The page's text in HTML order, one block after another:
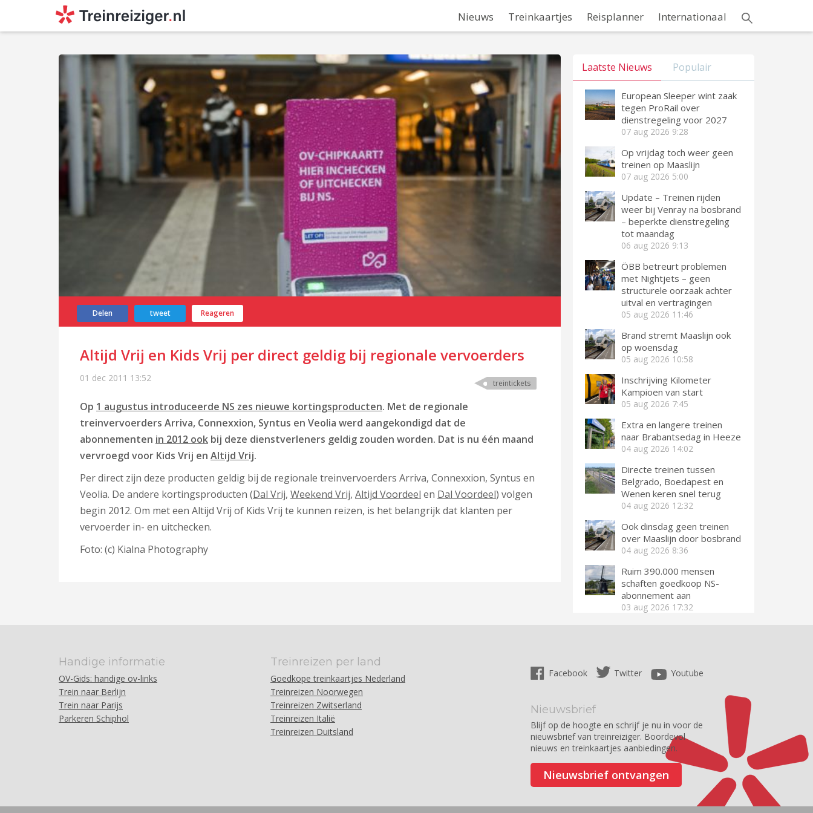
Nieuws Treinkaartjes Reisplanner Internationaal
Delen tweet Reageren
Altijd Vrij en Kids Vrij per direct geldig bij regionale vervoerders
01 dec 2011 13:52 treintickets
Op 1 augustus introduceerde NS zes nieuwe kortingsproducten. Met de regionale
treinvervoerders Arriva, Connexxion, Syntus en Veolia werd aangekondigd dat de
abonnementen in 2012 ook bij deze dienstverleners geldig zouden worden. Dat is nu één maand
vervroegd voor Kids Vrij en Altijd Vrij.
Per direct zijn deze producten geldig bij de regionale treinvervoerders Arriva, Connexxion, Syntus en
Veolia. De andere kortingsproducten (Dal Vrij, Weekend Vrij, Altijd Voordeel en Dal Voordeel) volgen
begin 2012. Om met een Altijd Vrij of Kids Vrij te kunnen reizen, is het belangrijk dat klanten per
vervoerder in- en uitchecken.
Foto: (c) Kialna Photography
Laatste Nieuws Populair
European Sleeper wint zaak
tegen ProRail over
dienstregeling voor 2027
07 aug 2026 9:28
Op vrijdag toch weer geen
treinen op Maaslijn
07 aug 2026 5:00
Update – Treinen rijden
weer bij Venray na bosbrand
– beperkte dienstregeling
tot maandag
06 aug 2026 9:13
ÖBB betreurt problemen
met Nightjets – geen
structurele oorzaak achter
uitval en vertragingen
05 aug 2026 11:46
Brand stremt Maaslijn ook
op woensdag
05 aug 2026 10:58
Inschrijving Kilometer
Kampioen van start
05 aug 2026 7:45
Extra en langere treinen
naar Brabantsedag in Heeze
04 aug 2026 14:02
Directe treinen tussen
Belgrado, Boedapest en
Wenen keren snel terug
04 aug 2026 12:32
Ook dinsdag geen treinen
over Maaslijn door bosbrand
04 aug 2026 8:36
Ruim 390.000 mensen
schaften goedkoop NS-
abonnement aan
03 aug 2026 17:32
Handige informatie
OV-Gids: handige ov-links
Trein naar Berlijn
Trein naar Parijs
Parkeren Schiphol
Treinreizen per land
Goedkope treinkaartjes Nederland
Treinreizen Noorwegen
Treinreizen Zwitserland
Treinreizen Italië
Treinreizen Duitsland
Facebook Twitter Youtube
Nieuwsbrief
Blijf op de hoogte en schrijf je nu in voor de
nieuwsbrief van treinreiziger. Boordevol
nieuws en treinkaartjes aanbiedingen.
Nieuwsbrief ontvangen